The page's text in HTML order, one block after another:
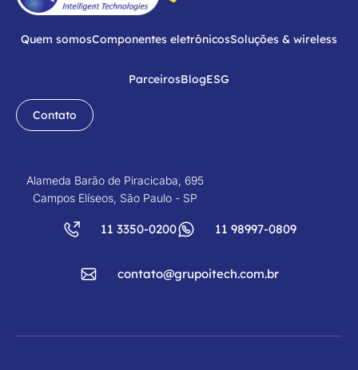
Quem somosComponentes eletrônicosSoluções & wireless
ParceirosBlogESG
Contato
Alameda Barão de Piracicaba, 695
Campos Elíseos, São Paulo - SP
11 3350-0200 11 98997-0809
contato@grupoitech.com.br